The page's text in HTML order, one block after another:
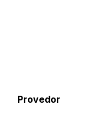
Provedor